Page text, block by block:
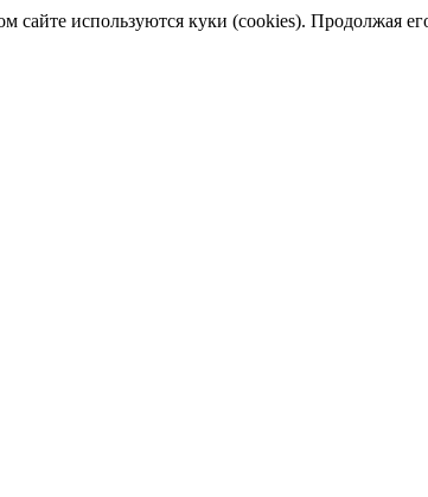
сайте используются куки (cookies). Продолжая